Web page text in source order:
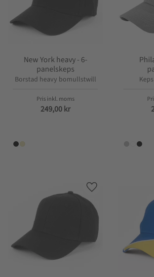
New York heavy - 6-
panelskeps
Borstad heavy bomullstwill
249,00kr
Lägg till i favoriter